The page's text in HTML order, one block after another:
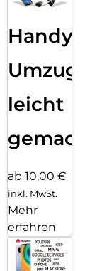
Handy
Umzug
leicht
gemacht!
ab 10,00 €
inkl. MwSt.
Mehr
erfahren